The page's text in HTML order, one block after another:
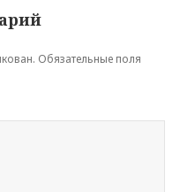
Обязательные поля